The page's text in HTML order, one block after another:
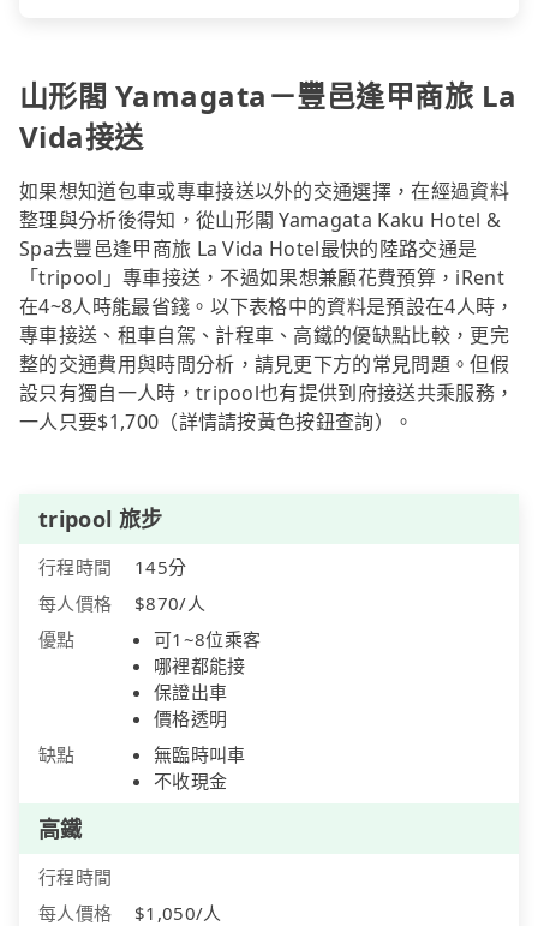
山形閣 Yamagata－豐邑逢甲商旅 La
Vida接送
如果想知道包車或專車接送以外的交通選擇，在經過資料
整理與分析後得知，從山形閣 Yamagata Kaku Hotel &
Spa去豐邑逢甲商旅 La Vida Hotel最快的陸路交通是
「tripool」專車接送，不過如果想兼顧花費預算，iRent
在4~8人時能最省錢。以下表格中的資料是預設在4人時，
專車接送、租車自駕、計程車、高鐵的優缺點比較，更完
整的交通費用與時間分析，請見更下方的常見問題。但假
設只有獨自一人時，tripool也有提供到府接送共乘服務，
一人只要$1,700（詳情請按黃色按鈕查詢）。
tripool 旅步
行程時間
145分
每人價格
$870/人
優點
可1~8位乘客
哪裡都能接
保證出車
價格透明
缺點
無臨時叫車
不收現金
高鐵
行程時間
每人價格
$1,050/人